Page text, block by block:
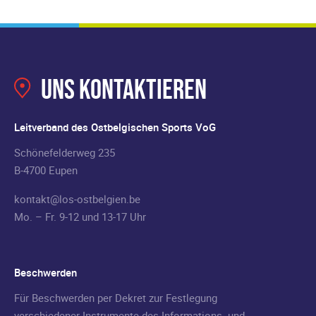
Uns kontaktieren
Leitverband des Ostbelgischen Sports VoG
Schönefelderweg 235
B-4700 Eupen
kontakt@los-ostbelgien.be
Mo. – Fr. 9-12 und 13-17 Uhr
Beschwerden
Für Beschwerden per Dekret zur Festlegung